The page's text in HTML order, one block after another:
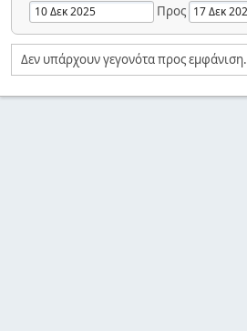
Προς
Δεν υπάρχουν γεγονότα προς εμφάνιση.